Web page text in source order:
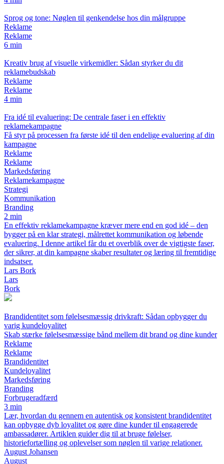
Sprog og tone: Nøglen til genkendelse hos din målgruppe
Reklame
Reklame
6 min
Kreativ brug af visuelle virkemidler: Sådan styrker du dit
reklamebudskab
Reklame
Reklame
4 min
Fra idé til evaluering: De centrale faser i en effektiv
reklamekampagne
Få styr på processen fra første idé til den endelige evaluering af din
kampagne
Reklame
Reklame
Markedsføring
Reklamekampagne
Strategi
Kommunikation
Branding
2 min
En effektiv reklamekampagne kræver mere end en god idé – den
bygger på en klar strategi, målrettet kommunikation og løbende
evaluering. I denne artikel får du et overblik over de vigtigste faser,
der sikrer, at din kampagne skaber resultater og læring til fremtidige
indsatser.
Lars Bork
Lars
Bork
Brandidentitet som følelsesmæssig drivkraft: Sådan opbygger du
varig kundeloyalitet
Skab stærke følelsesmæssige bånd mellem dit brand og dine kunder
Reklame
Reklame
Brandidentitet
Kundeloyalitet
Markedsføring
Branding
Forbrugeradfærd
3 min
Lær, hvordan du gennem en autentisk og konsistent brandidentitet
kan opbygge dyb loyalitet og gøre dine kunder til engagerede
ambassadører. Artiklen guider dig til at bruge følelser,
historiefortælling og oplevelser som nøglen til varige relationer.
August Johansen
August